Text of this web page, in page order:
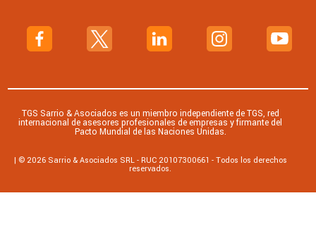
TGS Sarrio & Asociados es un miembro independiente de TGS, red
internacional de asesores profesionales de empresas y firmante del
Pacto Mundial de las Naciones Unidas.
| © 2026 Sarrio & Asociados SRL - RUC 20107300661 - Todos los derechos
reservados.